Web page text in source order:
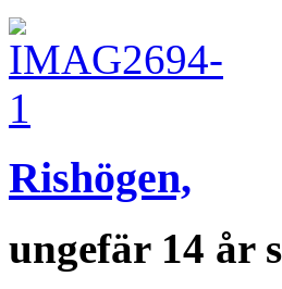
Rishögen,
ungefär 14 år